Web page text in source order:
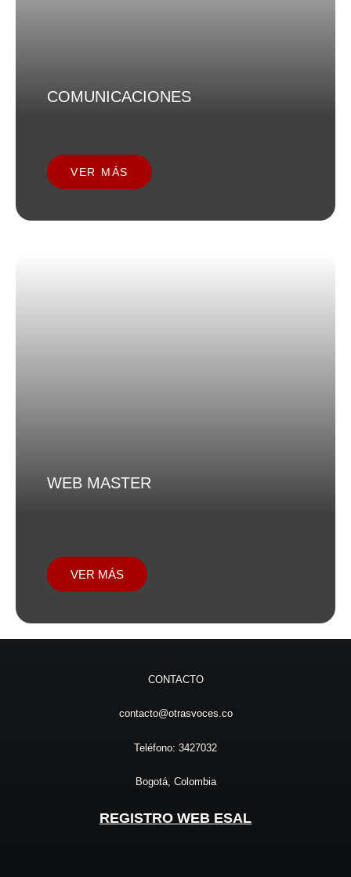
COMUNICACIONES
VER MÁS
WEB MASTER
VER MÁS
CONTACTO
contacto@otrasvoces.co
Teléfono: 3427032
Bogotá, Colombia
REGISTRO WEB ESAL